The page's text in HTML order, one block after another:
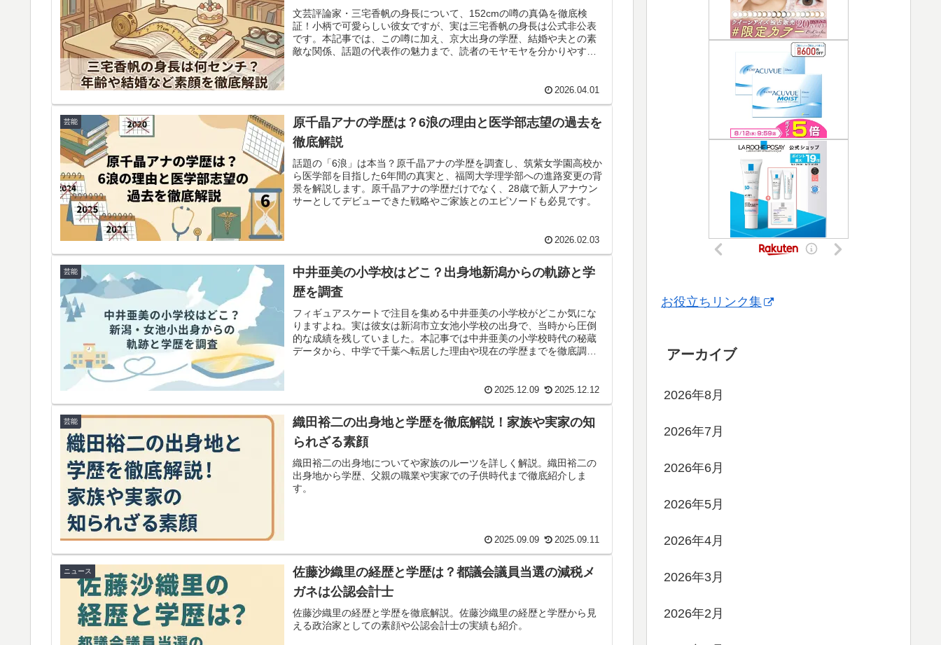
文芸評論家・三宅香帆の身長について、152cmの噂の真偽を徹底検
証！小柄で可愛らしい彼女ですが、実は三宅香帆の身長は公式非公表
です。本記事では、この噂に加え、京大出身の学歴、結婚や夫との素
敵な関係、話題の代表作の魅力まで、読者のモヤモヤを分かりやすく
2026.04.01
芸能
原千晶アナの学歴は？6浪の理由と医学部志望の過去を
徹底解説
話題の「6浪」は本当？原千晶アナの学歴を調査し、筑紫女学園高校か
ら医学部を目指した6年間の真実と、福岡大学理学部への進路変更の背
景を解説します。原千晶アナの学歴だけでなく、28歳で新人アナウン
サーとしてデビューできた戦略やご家族とのエピソードも必見です。
2026.02.03
芸能
中井亜美の小学校はどこ？出身地新潟からの軌跡と学
歴を調査
フィギュアスケートで注目を集める中井亜美の小学校がどこか気にな
りますよね。実は彼女は新潟市立女池小学校の出身で、当時から圧倒
的な成績を残していました。本記事では中井亜美の小学校時代の秘蔵
データから、中学で千葉へ転居した理由や現在の学歴までを徹底調査
2025.12.09 2025.12.12
芸能
織田裕二の出身地と学歴を徹底解説！家族や実家の知
られざる素顔
織田裕二の出身地についてや家族のルーツを詳しく解説。織田裕二の
出身地から学歴、父親の職業や実家での子供時代まで徹底紹介しま
す。
2025.09.09 2025.09.11
ニュース
佐藤沙織里の経歴と学歴は？都議会議員当選の減税メ
ガネは公認会計士
佐藤沙織里の経歴と学歴を徹底解説。佐藤沙織里の経歴と学歴から見
える政治家としての素顔や公認会計士の実績も紹介。
お役立ちリンク集
アーカイブ
2026年8月
2026年7月
2026年6月
2026年5月
2026年4月
2026年3月
2026年2月